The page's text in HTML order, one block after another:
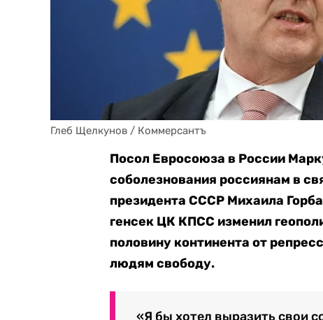
Глеб Щелкунов / Коммерсантъ
Посол Евросоюза в России
соболезнования россиянам в
президента СССР Михаила
генсек ЦК КПСС изменил
половину континента от
людям свободу.
«Я бы хотел выразить свои